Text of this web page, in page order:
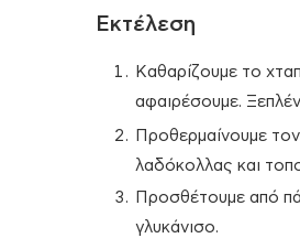
Εκτέλεση
Καθαρίζουμε το
αφαιρέσουμε.
Προθερμαίνουμε τον
λαδόκολλας και
Προσθέτουμε από
γλυκάνισο.